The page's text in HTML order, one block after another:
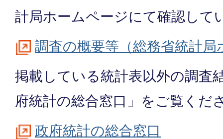
計局ホームページにて確認して
調査の概要等（総務省統計局
掲載している統計表以外の調査
府統計の総合窓口」をご覧くだ
政府統計の総合窓口